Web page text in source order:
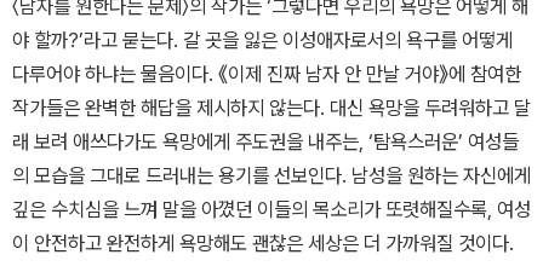
〈남자를 원한다는 문제〉의 작가는 ‘그렇다면 우리의 욕망은 어떻게 해
야 할까?’라고 묻는다. 갈 곳을 잃은 이성애자로서의 욕구를 어떻게
다루어야 하냐는 물음이다. 《이제 진짜 남자 안 만날 거야》에 참여한
작가들은 완벽한 해답을 제시하지 않는다. 대신 욕망을 두려워하고 달
래 보려 애쓰다가도 욕망에게 주도권을 내주는, ‘탐욕스러운’ 여성들
의 모습을 그대로 드러내는 용기를 선보인다. 남성을 원하는 자신에게
깊은 수치심을 느껴 말을 아꼈던 이들의 목소리가 또렷해질수록, 여성
이 안전하고 완전하게 욕망해도 괜찮은 세상은 더 가까워질 것이다.